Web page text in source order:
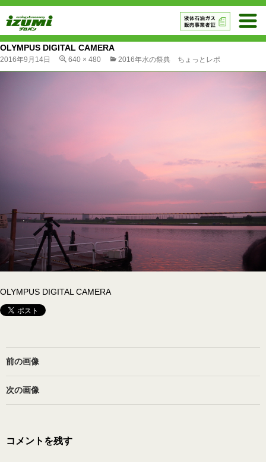
OLYMPUS DIGITAL CAMERA
2016年9月14日 640 × 480 2016年水の祭典 ちょっとレポ
OLYMPUS DIGITAL CAMERA
前の画像
次の画像
コメントを残す